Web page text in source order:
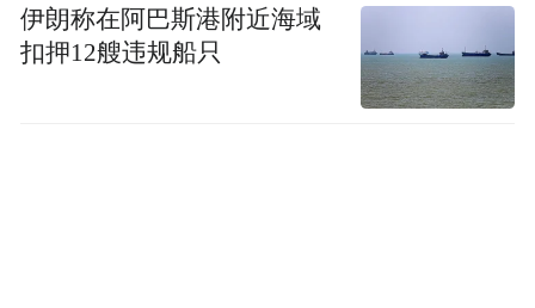
伊朗称在阿巴斯港附近海域
扣押12艘违规船只